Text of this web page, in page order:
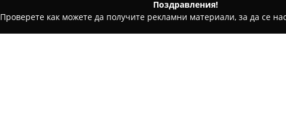
Поздравления!
Проверете как можете да получите рекламни материали, за да се